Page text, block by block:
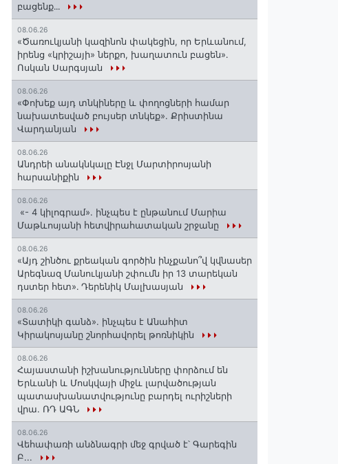
բացենք․․․
08.06.26
«Ծառուկյանի կազինոն փակեցին, որ Երևանում,
իրենց «կրիշայի» ներքո, խաղատուն բացեն»․
Ոսկան Սարգսյան
08.06.26
«Փոխեք այդ տնկիները և փողոցների համար
նախատեսված բույսեր տնկեք». Քրիստինա
Վարդանյան
08.06.26
Անդրեի անակնկալը Էնջլ Մարտիրոսյանի
հարսանիքին
08.06.26
«- 4 կիլոգրամ». ինչպես է ընթանում Մարիա
Մաթևոսյանի հետվիրահատական շրջանը
08.06.26
«Այդ շինծու քրեական գործին ինչքանո՞վ կվնասեր
Արեգնազ Մանուկյանի շփումն իր 13 տարեկան
դստեր հետ»․ Դերենիկ Մալխասյան
08.06.26
«Տատիկի գանձ». ինչպես է Անահիտ
Կիրակոսյանը շնորհավորել թոռնիկին
08.06.26
Հայաստանի իշխանությունները փորձում են
Երևանի և Մոսկվայի միջև լարվածության
պատասխանատվությունը բարդել ուրիշների
վրա. ՌԴ ԱԳՆ
08.06.26
Վեհափառի անձնագրի մեջ գրված է՝ Գարեգին
Բ...